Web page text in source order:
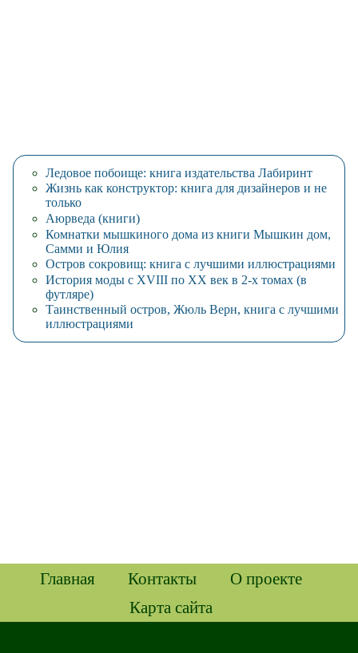
Ледовое побоище: книга издательства Лабиринт
Жизнь как конструктор: книга для дизайнеров и не
только
Аюрведа (книги)
Комнатки мышкиного дома из книги Мышкин дом,
Самми и Юлия
Остров сокровищ: книга с лучшими иллюстрациями
История моды с XVIII по XX век в 2-х томах (в
футляре)
Таинственный остров, Жюль Верн, книга с лучшими
иллюстрациями
Главная Контакты
О проекте
Карта сайта